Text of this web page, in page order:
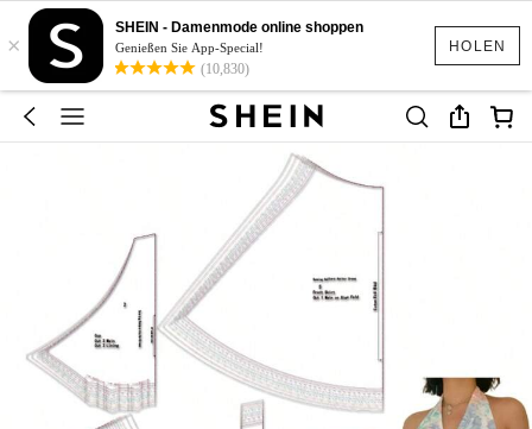
HOLEN
×
SHEIN - Damenmode online shoppen
Genießen Sie App-Special!
(10,830)